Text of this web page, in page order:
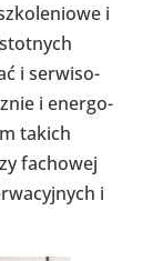
i
i ser­wi­so­
i ener­go­
takich
facho­wej
i